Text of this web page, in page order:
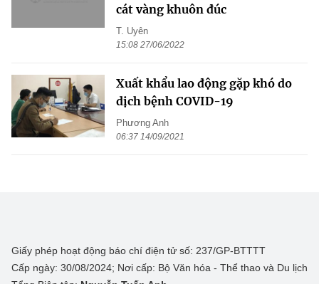
cát vàng khuôn đúc
T. Uyên
15:08 27/06/2022
Xuất khẩu lao động gặp khó do
dịch bệnh COVID-19
Phương Anh
06:37 14/09/2021
Giấy phép hoạt động báo chí điện tử số: 237/GP-BTTTT
Cấp ngày: 30/08/2024; Nơi cấp: Bộ Văn hóa - Thể thao và Du lịch